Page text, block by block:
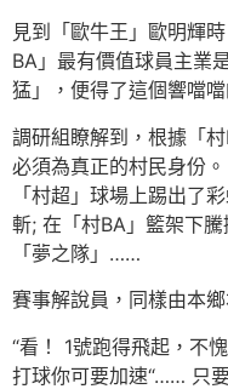
見到「歐牛王」歐明輝
BA」最有價值球員主業
猛」，便得了這個響噹噹
調研組瞭解到，根據「
必須為真正的村民身份
「村超」球場上踢出了
斬; 在「村BA」籃架下
「夢之隊」……
賽事解說員，同樣由本
“看！ 1號跑得飛起，不
打球你可要加速“…… 只要